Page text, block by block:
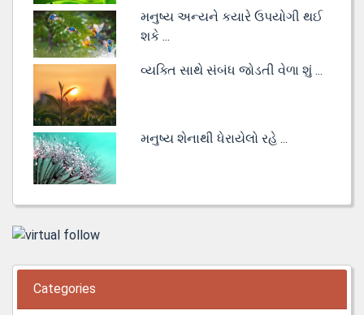
મનુષ્ય અન્યને કયારે ઉપયોગી થઈ
શકે ...
વ્યક્તિ સાથે સંબંધ જોડતી વેળા શું ...
મનુષ્ય શેનાથી ધેરાયેલો રહે ...
Categories